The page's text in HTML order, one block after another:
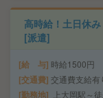
高時給！土日休
[派遣]
給 与 時給1500円
交通費 交通費支給有
勤務地 上大岡駅～